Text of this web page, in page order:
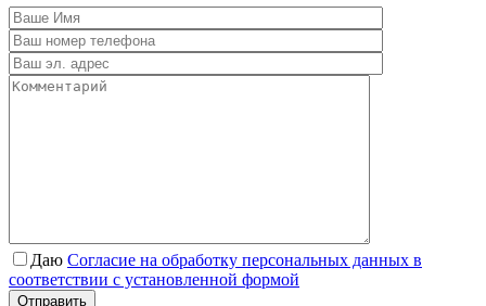
Даю Согласие на обработку персональных данных в
соответствии с установленной формой
Отправить